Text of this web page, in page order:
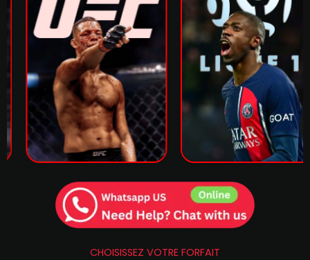
CHOISISSEZ VOTRE FORFAIT